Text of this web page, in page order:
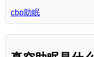
cbp助眠